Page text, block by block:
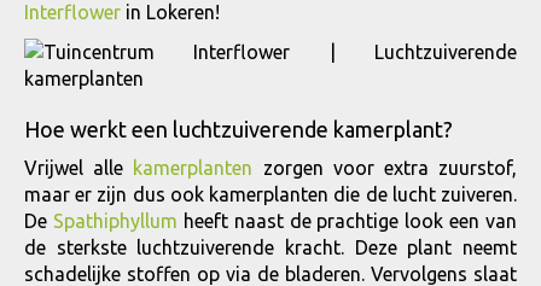
Interflower in Lokeren!
Hoe werkt een luchtzuiverende kamerplant?
Vrijwel alle kamerplanten zorgen voor extra zuurstof,
maar er zijn dus ook kamerplanten die de lucht zuiveren.
De Spathiphyllum heeft naast de prachtige look een van
de sterkste luchtzuiverende kracht. Deze plant neemt
schadelijke stoffen op via de bladeren. Vervolgens slaat